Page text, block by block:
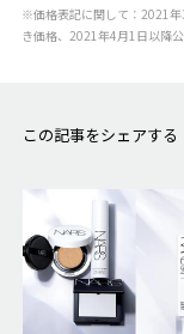
※価格表記に関して：2021
き価格、2021年4月1日以降
この記事をシェアする